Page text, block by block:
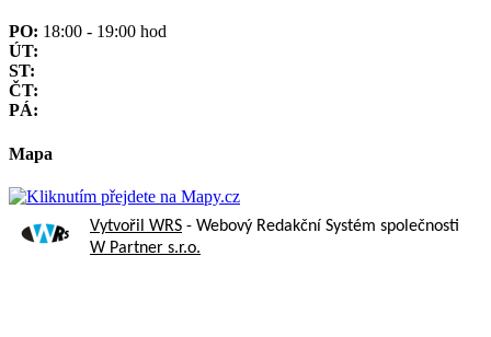
PO: 18:00 - 19:00 hod
ÚT:
ST:
ČT:
PÁ:
Mapa
Vytvořil WRS - Webový Redakční Systém společnosti
W Partner s.r.o.